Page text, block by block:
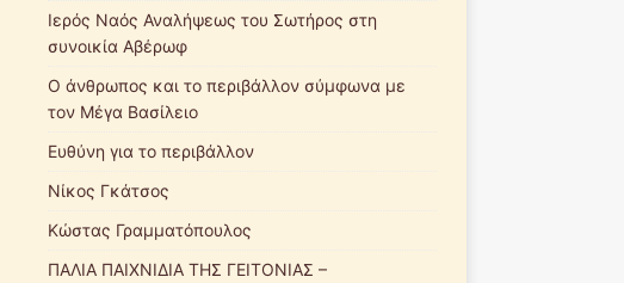
Ιερός Ναός Αναλήψεως του Σωτήρος στη
συνοικία Αβέρωφ
Ο άνθρωπος και το περιβάλλον σύμφωνα με
τον Μέγα Βασίλειο
Ευθύνη για το περιβάλλον
Νίκος Γκάτσος
Κώστας Γραμματόπουλος
ΠΑΛΙΑ ΠΑΙΧΝΙΔΙΑ ΤΗΣ ΓΕΙΤΟΝΙΑΣ –